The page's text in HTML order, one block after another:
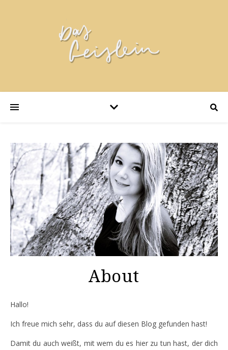
About
Hallo!
Ich freue mich sehr, dass du auf diesen Blog gefunden hast!
Damit du auch weißt, mit wem du es hier zu tun hast, der dich